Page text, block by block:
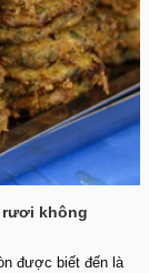
không
được biết đến là